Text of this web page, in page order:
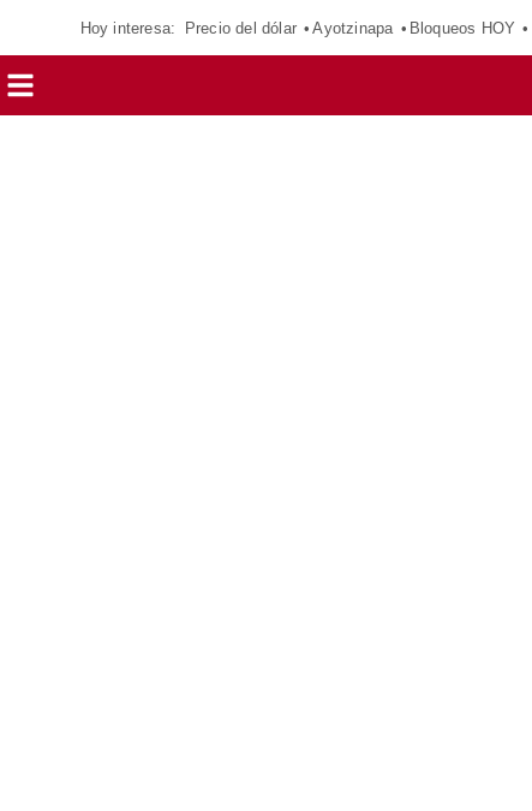
Hoy interesa: Precio del dólar Ayotzinapa Bloqueos HOY